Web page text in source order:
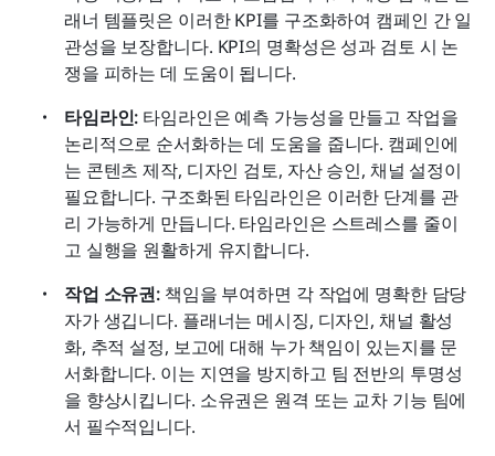
래너 템플릿은 이러한 KPI를 구조화하여 캠페인 간 일
관성을 보장합니다. KPI의 명확성은 성과 검토 시 논
쟁을 피하는 데 도움이 됩니다.
타임라인: 타임라인은 예측 가능성을 만들고 작업을
논리적으로 순서화하는 데 도움을 줍니다. 캠페인에
는 콘텐츠 제작, 디자인 검토, 자산 승인, 채널 설정이
필요합니다. 구조화된 타임라인은 이러한 단계를 관
리 가능하게 만듭니다. 타임라인은 스트레스를 줄이
고 실행을 원활하게 유지합니다.
작업 소유권: 책임을 부여하면 각 작업에 명확한 담당
자가 생깁니다. 플래너는 메시징, 디자인, 채널 활성
화, 추적 설정, 보고에 대해 누가 책임이 있는지를 문
서화합니다. 이는 지연을 방지하고 팀 전반의 투명성
을 향상시킵니다. 소유권은 원격 또는 교차 기능 팀에
서 필수적입니다.